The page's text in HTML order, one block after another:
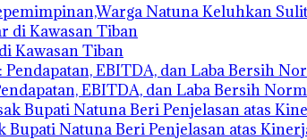
Natuna Keluhkan
Kawasan Tiban
EBITDA, dan Laba Bersih
Bupati Natuna Beri Penjelasan atas